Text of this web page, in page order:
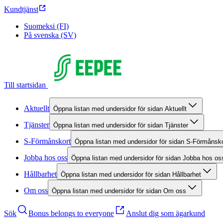
Kundtjänst
Suomeksi (FI)
På svenska (SV)
Till startsidan
Aktuellt Öppna listan med undersidor för sidan Aktuellt
Tjänster Öppna listan med undersidor för sidan Tjänster
S-Förmånskort Öppna listan med undersidor för sidan S-
Jobba hos oss Öppna listan med undersidor för sidan Jobba hos
Hållbarhet Öppna listan med undersidor för sidan Hållbarhet
Om oss Öppna listan med undersidor för sidan Om oss
Sök Bonus belongs to everyone Anslut dig som ägarkund